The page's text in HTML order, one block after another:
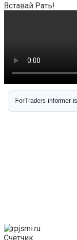
Вставай Рать!
Счётчик